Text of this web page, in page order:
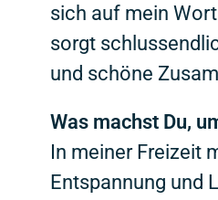
sich auf mein
sorgt
und schöne
Was machst Du,
In meiner Freizeit
Entspannung und